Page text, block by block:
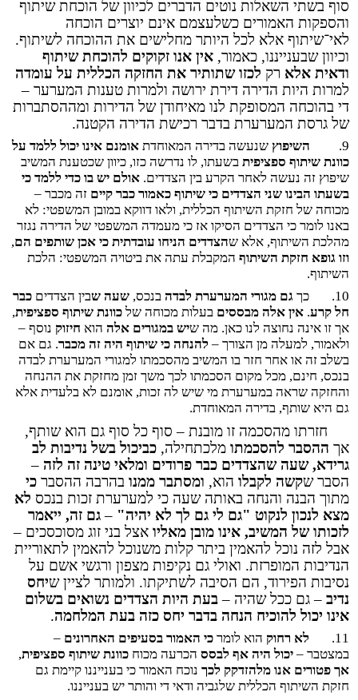
סוף בשתי השאלות נוטים הדברים לכיוון של הוכחת שיתוף
והספקות האמורים כשלעצמם אינם יוצרים הוכחה
לאי־שיתוף אלא לכל היותר מחלישים את ההוכחה לשיתוף.
וכיוון שבענייננו, כאמור,אין אנו זקוקים להוכחת שיתוף
ודאית אלא רק לכזו שתותיר את החזקה הכללית על עומדה
למרות היות הדירה דירת ירושה ולמרות טענות המערער –
די בהוכחה המסופקת לנו מאיחודן של הדירות ומההסתברות
של גרסת המערערת בדבר רכישת הדירה הקטנה.
9. השיפוץשנעשה בדירה המאוחדתאומנם אינו יכול ללמד על
כוונת שיתוף ספציפיתבשעתו, לו נדרשה כזו, כיוון שכטענת המשיב
שיפוץ זה נעשה לאחר הקרע בין הצדדים.אולם יש בו כדי ללמד כי
בשעתו הבינו שני הצדדים כי שיתוף כאמור כבר קייםזה מכבר –
מכוחה של חזקת השיתוף הכללית, ולאו דווקא במובן המשפטי: לא
באנו לומר כי הצדדים הסיקו אז כי מעמדה המשפטי של הדירה נגזר
מהלכת השיתוף, אלא שהצדדים הניחו עובדתית כי אכן שותפים הם,
וזו גופא חזקת השיתוף המקבלת עתה את ביטויה המשפטי: הלכת
השיתוף.
10.
כך גם מגורי המערערת לבדה בנכס,שעה שבין הצדדיםכבר
חל קרע.אין אלה מבססים בעלות מכוחה שלכוונת שיתוף ספציפית,
אך זו אינה נחוצה לנו כאן. מה שיש במגורים אלה הוא חיזוק נוסף –
ולאמור, למעלה מן הצורך – להנחה כי שיתוף היה זה מכבר. גם אם
בשלב זה או אחר חזר בו המשיב מהסכמתו למגורי המערערת לבדה
בנכס, חינם, מכל מקום הסכמתו לכך משך זמן מחזקת את ההנחה
והחזקה שראה במערערת מי שיש לה זכות, אומנם לא בלעדית אלא
גם היא שותף, בדירה המאוחדת.
חזרתו מהסכמה זו מובנת – סוף כל סוף גם הוא שותף,
אך ההסבר להסכמתו מלכתחילה,כביכול בשל נדיבות לב
גרידא, שעה שהצדדים כבר פרודים ומלאי טינה זה לזה –
הסבר שקשה לקבלו הוא, ומסתבר ממנו בהרבה ההסברכי
מתוך הבנה והנחה באותה שעה כי למערערת זכות בנכס לא
מצא לנכון לנקוט "גם לי גם לך לא יהיה" –גם זה, ייאמר
לזכותו של המשיב, אינו מובן מאליו אצל בני זוג מסוכסכים –
אבל לזה נוכל להאמין ביתר קלות משנוכל להאמין לתאוריית
הנדיבות המופרזת. ואולי גם נקיפות מצפון ורגשי אשם על
נסיבות הפירוד, הם הסיבה לשתיקתו. ולמותר לציין שיחס
נדיב– גם ככל שהיה –בעת היות הצדדים נשואים בשלום
אינו יכול להוכיח הנחה בדבר יחס כזה בעת המלחמה.
11. לא רחוק הוא לומרכי האמור בסעיפים האחרונים–
במצטבר –יכול היה אף לבסס הכרעה מכוחכוונת שיתוף ספציפית,
אך פטורים אנו מלהזדקק לכך נוכח האמור כי בענייננו קיימת גם
חזקת השיתוף הכללית שלגביה ודאי די והותר יש בענייננו.